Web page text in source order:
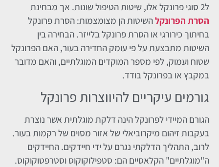
ל2 סוגי פרונקל אלו, שיטות הטיפול שונות. אך מבחינת
הסרת הפרונקלהשיטות הן מצומצמות: הסרת פרונקל
בחיתוך כירורגי או הסרת פרונקל בלייזר. הבחירה בין
השיטות מתבצעת על פי עומק החדירה בעור, האם הפרונקל
שטוח ועמוק, לפי מספר המוקדים המוגלתיים, והאם מדובר
במקבץ או בפרונקל בודד.
גורמים עיקריים להיווצרות פרונקל
הגורם המיידי לפרונקל הינה דלקת מוגלתית אשר נוצרת
בעקבות זיהום מיקרוביאלי של אזור מסוים של רקמות בעור.
לרוב, התהליך הדלקתי נגרם על ידי חיידקים. החיידקים
ה"מוגלתיים" הקלאסיים הם: סטפילוקוקוס וסטרפטוקוקוס.